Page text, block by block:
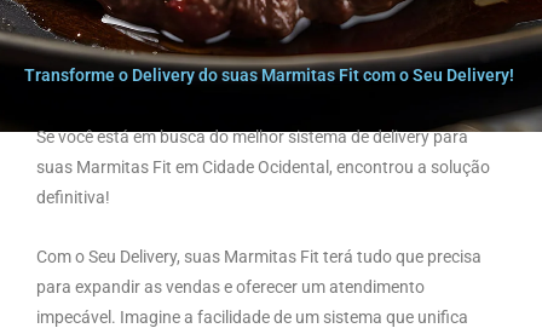
Transforme o Delivery do suas Marmitas Fit com o Seu Delivery!
Se você está em busca do melhor sistema de delivery para
suas Marmitas Fit em Cidade Ocidental, encontrou a solução
definitiva!
Com o Seu Delivery, suas Marmitas Fit terá tudo que precisa
para expandir as vendas e oferecer um atendimento
impecável. Imagine a facilidade de um sistema que unifica